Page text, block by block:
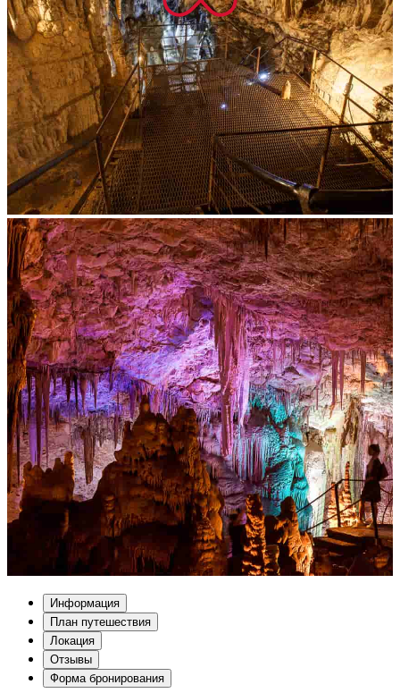
Информация
План путешествия
Локация
Отзывы
Форма бронирования